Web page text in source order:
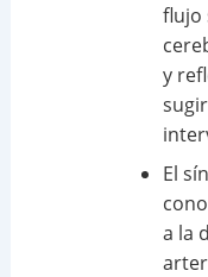
flujo
y
El
a la